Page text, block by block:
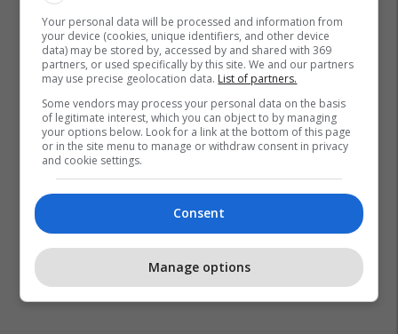
Your personal data will be processed and information from
your device (cookies, unique identifiers, and other device
data) may be stored by, accessed by and shared with 369
partners, or used specifically by this site. We and our partners
may use precise geolocation data. List of partners.
Some vendors may process your personal data on the basis
of legitimate interest, which you can object to by managing
your options below. Look for a link at the bottom of this page
or in the site menu to manage or withdraw consent in privacy
and cookie settings.
Consent
Manage options